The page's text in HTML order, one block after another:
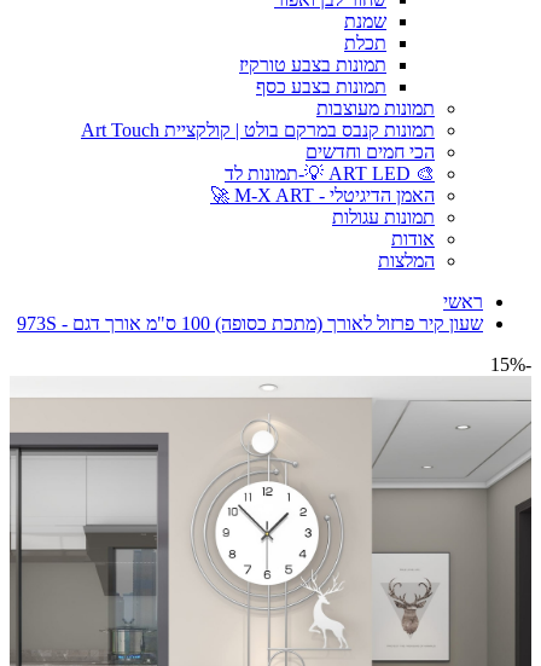
שמנת
תכלת
תמונות בצבע טורקיז
תמונות בצבע כסף
תמונות מעוצבות
תמונות קנבס במרקם בולט | קולקציית Art Touch
הכי חמים וחדשים
🎨 ART LED 💡-תמונות לד
האמן הדיגיטלי - M-X ART 🚀
תמונות עגולות
אודות
המלצות
ראשי
שעון קיר פרזול לאורך (מתכת כסופה) 100 ס"מ אורך דגם - 973S
-15%